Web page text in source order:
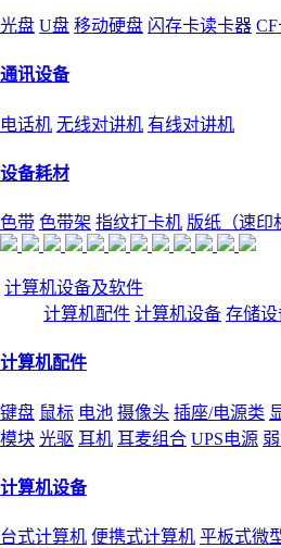
光盘 U盘 移动硬盘 闪存卡读卡器
通讯设备
电话机 无线对讲机 有线对讲机
设备耗材
色带 色带架 指纹打卡机 版纸（速印
计算机设备及软件
计算机配件 计算机设备 存储设
计算机配件
键盘 鼠标 电池 摄像头 插座/电源类
模块 光驱 耳机 耳麦组合 UPS电源
计算机设备
台式计算机 便携式计算机 平板式微